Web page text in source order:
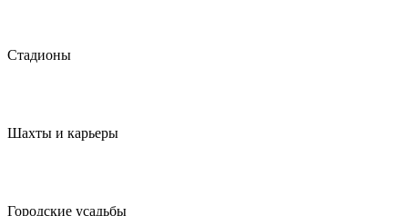
Стадионы
Шахты и карьеры
Городские усадьбы